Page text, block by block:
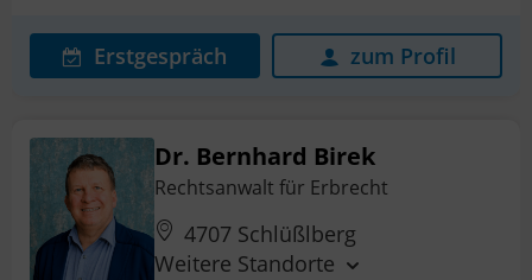
Erstgespräch zum Profil
Dr. Bernhard Birek
Rechtsanwalt für Erbrecht
4707 Schlüßlberg
Weitere Standorte